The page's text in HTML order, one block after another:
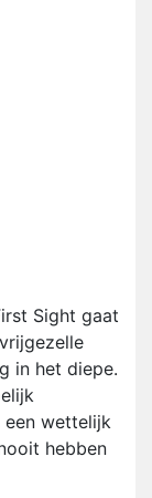
Sight gaat
in het diepe.
een wettelijk
hebben